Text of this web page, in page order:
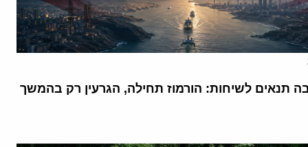
תנאים לשיחות: הורמוז תחילה, הגרעין רק בהמשך